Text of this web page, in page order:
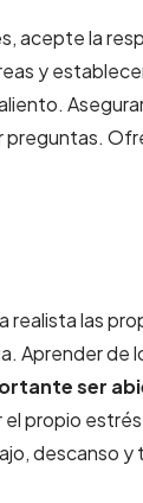
acepte la
y
realista las
Aprender de
ser
el propio
descanso